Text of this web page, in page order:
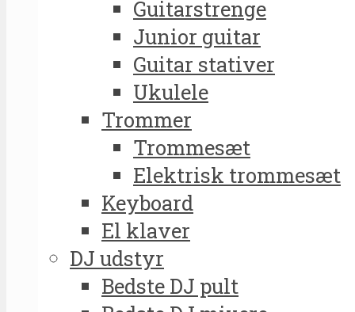
Guitarstrenge
Junior guitar
Guitar stativer
Ukulele
Trommer
Trommesæt
Elektrisk trommesæt
Keyboard
El klaver
DJ udstyr
Bedste DJ pult